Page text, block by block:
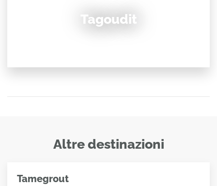
Tagoudit
Altre destinazioni
Tamegrout